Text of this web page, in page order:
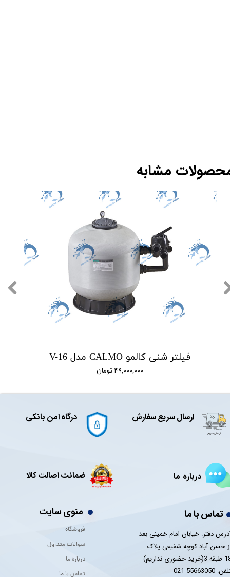
فیلتر شنی کالمو CALMO مدل V-16
۴۹,۰۰۰,۰۰۰ تومان
مشابه
ارسال سریع سفارش
منوی سایت
فروشگاه
سوالات متداول
درباره ما
تماس با ما
تماس با ما
دفتر: خیابان امام خمینی بعد
حسن آباد کوچه شفیعی پلاک
حضوری نداریم)
55663050-021
درگاه امن بانکی
درباره ما ضمانت اصالت کالا